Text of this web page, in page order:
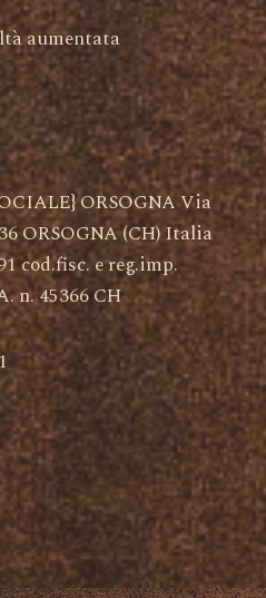
aumentata
ORSOGNA Via
ORSOGNA (CH) Italia
cod.fisc. e reg.imp.
n. 45366 CH